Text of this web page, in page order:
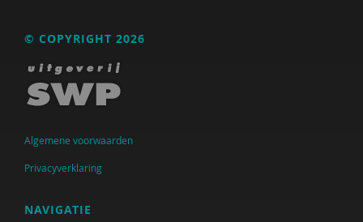
© COPYRIGHT 2026
Algemene voorwaarden
Privacyverklaring
NAVIGATIE